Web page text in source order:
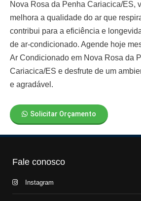
Nova Rosa da Penha Cariacica/ES,
melhora a qualidade do ar que
contribui para a eficiência e
de ar-condicionado. Agende hoje
Ar Condicionado em Nova Rosa da
Cariacica/ES e desfrute de um
e agradável.
Solicitar Orçamento
Fale conosco
Instagram